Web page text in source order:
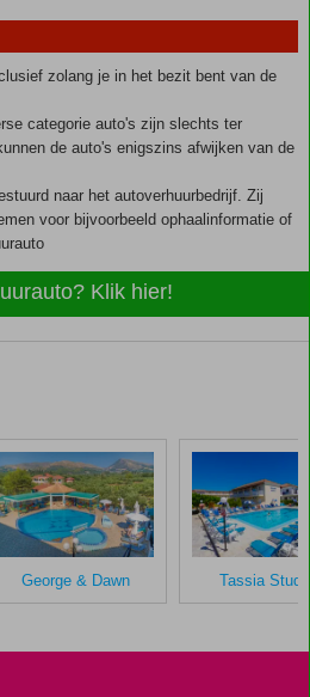
zolang je in het bezit bent van de
categorie auto's zijn slechts ter
de auto's enigszins afwijken van de
naar het autoverhuurbedrijf. Zij
voor bijvoorbeeld ophaalinformatie of
Klik hier!
George & Dawn Tassia